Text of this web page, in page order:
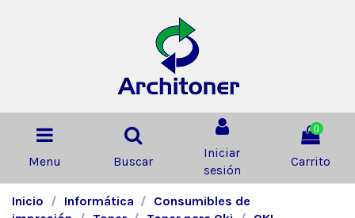
Menu Buscar
Iniciar
sesión
0
Carrito
Inicio Informática
Consumibles de